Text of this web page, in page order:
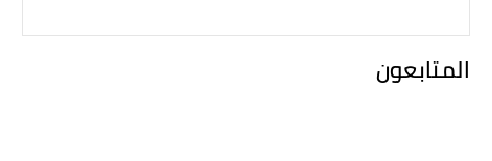
المتابعون